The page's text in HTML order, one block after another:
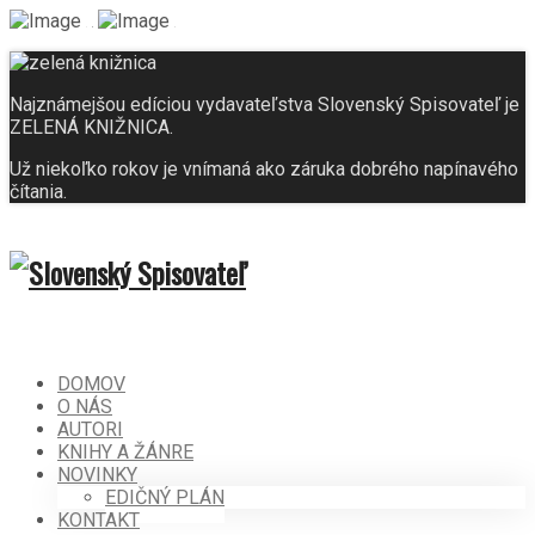
Najznámejšou edíciou vydavateľstva Slovenský Spisovateľ je
ZELENÁ KNIŽNICA.
Už niekoľko rokov je vnímaná ako záruka dobrého napínavého
čítania.
DOMOV
O NÁS
AUTORI
KNIHY A ŽÁNRE
NOVINKY
EDIČNÝ PLÁN
KONTAKT